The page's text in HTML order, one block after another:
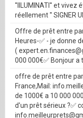
''IILUMINATI'' et vivez
réellement '' SIGNER
Offre de prêt entre
Heures-✅ - je donne
(
000 000€✅ Bonjour a
offre de prêt entre
France,Mail:
de 1000€ a 10 000
d'un prêt sérieux ?✅